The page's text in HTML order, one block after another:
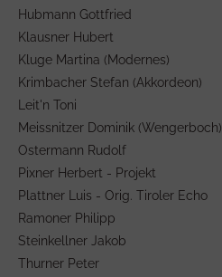
Hubmann Gottfried
Klausner Hubert
Kluge Martina (Modernes)
Krimbacher Stefan (Akkordeon)
Leit'n Toni
Meissnitzer Dominik (Wengerboch)
Ostermann Rudolf
Pixner Herbert - Projekt
Plattner Luis - Orig. Tiroler Echo
Ramoner Philipp
Steinkellner Jakob
Thurner Peter